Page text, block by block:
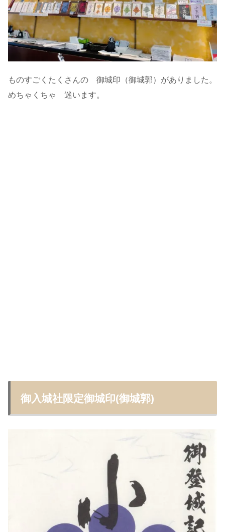
ものすごくたくさんの 御城印（御城郭）がありました。
めちゃくちゃ 迷います。
御入城社限定御城印(御城郭)